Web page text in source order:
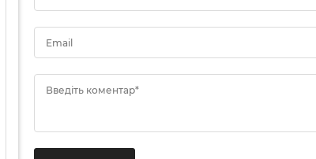
Email
Введіть коментар*